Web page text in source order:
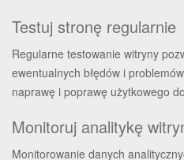
Testuj stronę regularnie
Regularne testowanie witryny
ewentualnych błędów i
naprawę i poprawę użytkowego
Monitoruj analitykę
Monitorowanie danych